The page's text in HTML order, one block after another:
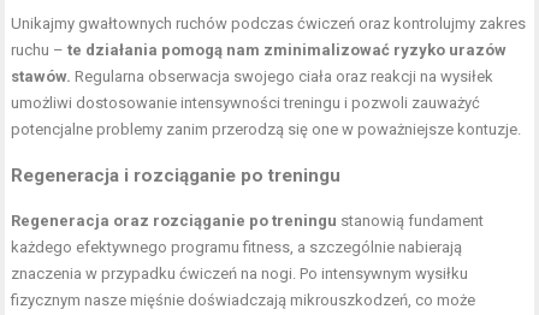
Unikajmy gwałtownych ruchów podczas ćwiczeń oraz kontrolujmy zakres
ruchu –te działania pomogą nam zminimalizować ryzyko urazów
stawów. Regularna obserwacja swojego ciała oraz reakcji na wysiłek
umożliwi dostosowanie intensywności treningu i pozwoli zauważyć
potencjalne problemy zanim przerodzą się one w poważniejsze kontuzje.
Regeneracja i rozciąganie po treningu
Regeneracja oraz rozciąganie po treningu stanowią fundament
każdego efektywnego programu fitness, a szczególnie nabierają
znaczenia w przypadku ćwiczeń na nogi. Po intensywnym wysiłku
fizycznym nasze mięśnie doświadczają mikrouszkodzeń, co może